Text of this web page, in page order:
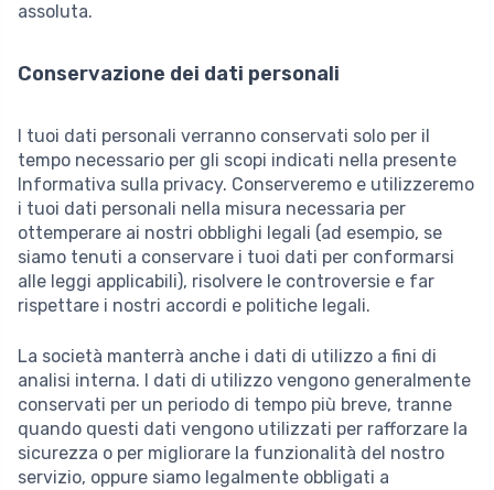
assoluta.
Conservazione dei dati personali
I tuoi dati personali verranno conservati solo per il
tempo necessario per gli scopi indicati nella presente
Informativa sulla privacy. Conserveremo e utilizzeremo
i tuoi dati personali nella misura necessaria per
ottemperare ai nostri obblighi legali (ad esempio, se
siamo tenuti a conservare i tuoi dati per conformarsi
alle leggi applicabili), risolvere le controversie e far
rispettare i nostri accordi e politiche legali.
La società manterrà anche i dati di utilizzo a fini di
analisi interna. I dati di utilizzo vengono generalmente
conservati per un periodo di tempo più breve, tranne
quando questi dati vengono utilizzati per rafforzare la
sicurezza o per migliorare la funzionalità del nostro
servizio, oppure siamo legalmente obbligati a